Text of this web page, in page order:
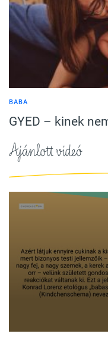
BABA
GYED – kinek
Ajánlott videó